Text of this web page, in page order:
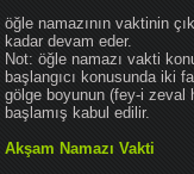
öğle namazının vaktinin
kadar devam eder.
Not: öğle namazı vakti
başlangıcı konusunda iki
gölge boyunun (fey-i zeval
başlamış kabul edilir.
Akşam Namazı Vakti